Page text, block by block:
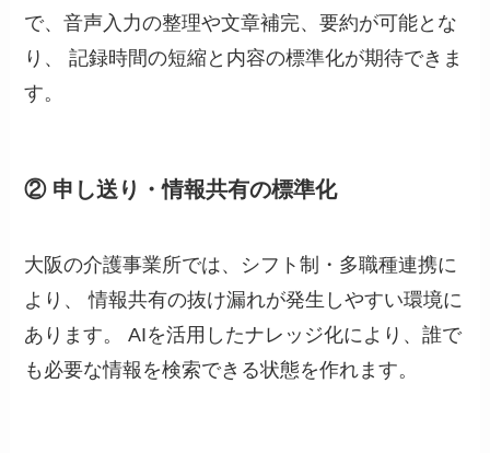
で、音声入力の整理や文章補完、要約が可能とな
り、 記録時間の短縮と内容の標準化が期待できま
す。
② 申し送り・情報共有の標準化
大阪の介護事業所では、シフト制・多職種連携に
より、 情報共有の抜け漏れが発生しやすい環境に
あります。 AIを活用したナレッジ化により、誰で
も必要な情報を検索できる状態を作れます。